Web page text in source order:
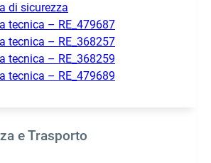
di sicurezza
tecnica – RE_479687
tecnica – RE_368257
tecnica – RE_368259
tecnica – RE_479689
e Trasporto